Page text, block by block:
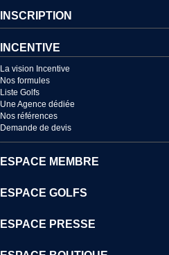
INSCRIPTION
INCENTIVE
La vision Incentive
Nos formules
Liste Golfs
Une Agence dédiée
Nos références
Demande de devis
ESPACE MEMBRE
ESPACE GOLFS
ESPACE PRESSE